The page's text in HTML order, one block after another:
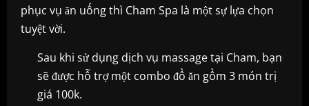
phục vụ ăn uống thì Cham Spa là một sự lựa chọn
tuyệt vời.
Sau khi sử dụng dịch vụ massage tại Cham, bạn
sẽ được hỗ trợ một combo đồ ăn gồm 3 món trị
giá 100k.